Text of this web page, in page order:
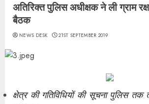
अतिरिक्त पुलिस अधीक्षक ने ली ग्राम
बैठक
NEWS DESK 21ST SEPTEMBER 2019
क्षेत्र की गतिविधियों की सूचना पुलिस तक